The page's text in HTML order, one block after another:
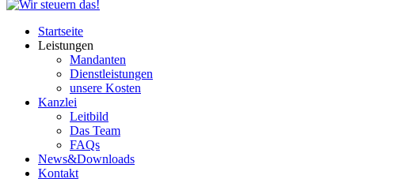
Startseite
Leistungen
Mandanten
Dienstleistungen
unsere Kosten
Kanzlei
Leitbild
Das Team
FAQs
News&Downloads
Kontakt